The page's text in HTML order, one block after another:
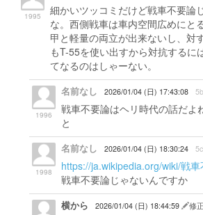
1995
細かいツッコミだけど戦車不要論
な。西側戦車は車内空間広めにと
甲と軽量の両立が出来ないし、対
もT-55を使い出すから対抗するに
てなるのはしゃーない。
1996
名前なし 2026/01/04 (日) 17:43:08
戦車不要論はヘリ時代の話だよ
と
1998
名前なし 2026/01/04 (日) 18:30:24
https://ja.wikipedia.org/wiki/戦車
戦車不要論じゃないんですか
横から 2026/01/04 (日) 18:44:59 修正